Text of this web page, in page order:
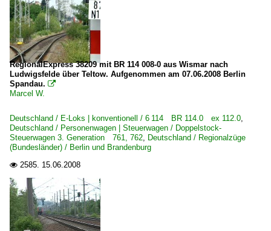
RegionalExpress 38209 mit BR 114 008-0 aus Wismar nach
Ludwigsfelde über Teltow. Aufgenommen am 07.06.2008 Berlin
Spandau. 
Marcel W.
Deutschland / E-Loks | konventionell / 6 114 BR 114.0 ex 112.0,
Deutschland / Personenwagen | Steuerwagen / Doppelstock-
Steuerwagen 3. Generation 761, 762, Deutschland / Regionalzüge
(Bundesländer) / Berlin und Brandenburg
 2585. 15.06.2008